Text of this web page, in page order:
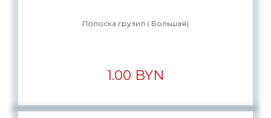
Полоска грузил ( Большая)
1.00 BYN